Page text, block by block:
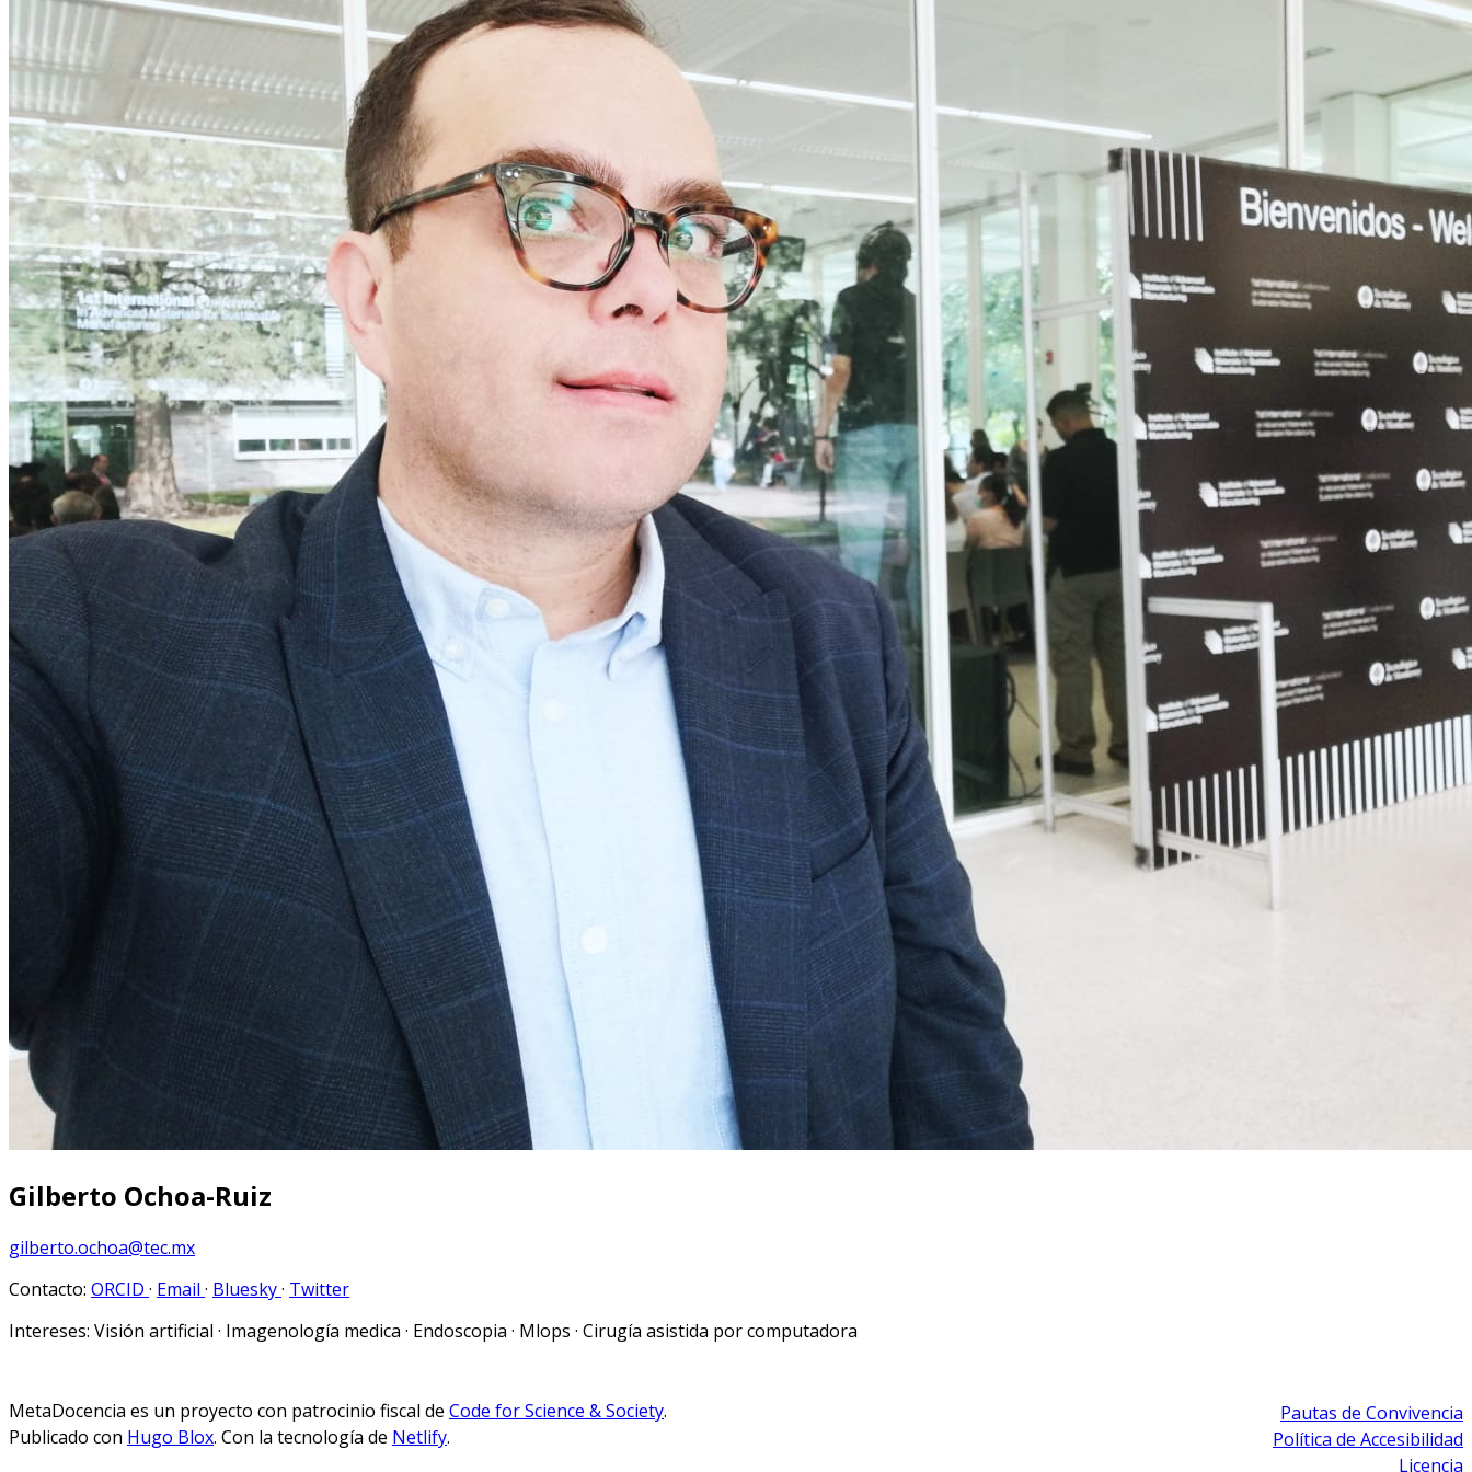
Gilberto Ochoa-Ruiz
gilberto.ochoa@tec.mx
Contacto: ORCID · Email · Bluesky· Twitter
Intereses: Visión artificial · Imagenología medica · Endoscopia · Mlops · Cirugía asistida por computadora
MetaDocencia es un proyecto con patrocinio fiscal de Code for Science & Society.
Publicado con Hugo Blox. Con la tecnología de Netlify.
Pautas de Convivencia
Política de Accesibilidad
Licencia